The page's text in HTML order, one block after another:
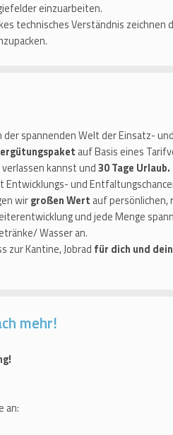
einzuarbeiten.
technisches Verständnis zeichnen
der spannenden Welt der Einsatz-
auf Basis eines
kannst und30 Tage Urlaub.
Entwicklungs- und
wirgroßen Wert auf persönlichen,
und jede Menge
Wasser an.
zur Kantine, Jobrad für dich und
mehr!
an: